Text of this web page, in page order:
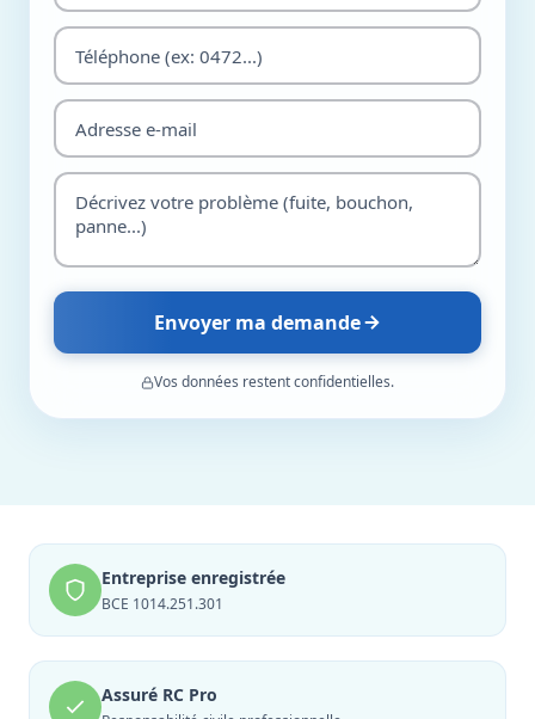
Envoyer ma demande
Vos données restent confidentielles.
Entreprise enregistrée
BCE 1014.251.301
Assuré RC Pro